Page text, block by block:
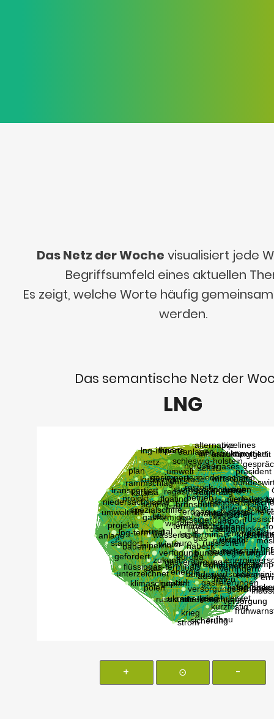
Das Netz der Woche visualisiert jede
Begriffsumfeld eines aktuellen
Es zeigt, welche Worte häufig
werden.
Das semantische Netz der
LNG
+ ⊙ -